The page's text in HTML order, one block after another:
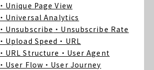
・Unique Page View
・Universal Analytics
・Unsubscribe ・Unsubscribe Rate
・Upload Speed ・URL
・URL Structure ・User Agent
・User Flow ・User Journey